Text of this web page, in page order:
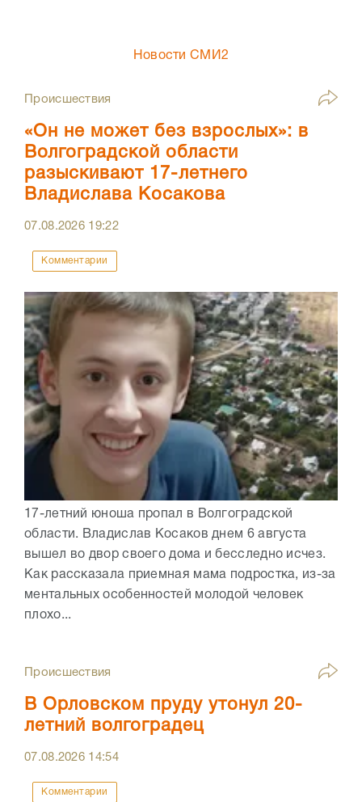
Новости СМИ2
Происшествия
«Он не может без взрослых»: в
Волгоградской области
разыскивают 17-летнего
Владислава Косакова
07.08.2026 19:22
Комментарии
17-летний юноша пропал в Волгоградской
области. Владислав Косаков днем 6 августа
вышел во двор своего дома и бесследно исчез.
Как рассказала приемная мама подростка, из-за
ментальных особенностей молодой человек
плохо...
Происшествия
В Орловском пруду утонул 20-
летний волгоградец
07.08.2026 14:54
Комментарии